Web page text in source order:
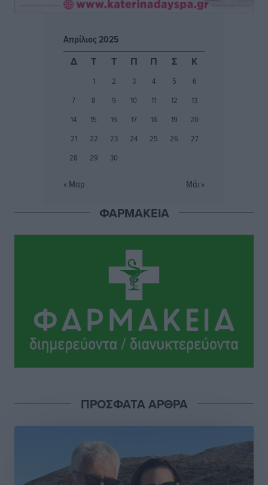
από Γερμανούς
πριν 4 ώρες
Το νέο Ειδικό Χωροταξικό για τον Τουρισμό
Γιάννης Βασιλάκης: «Η Πρωτοβάθμια Φροντίδα
τις δομές, δεν τις αποδυναμώνουμε»
πριν 5 ώρες
Μιχάλης Χουρδάκης: «Η χώρα χρειάζεται μια
αξιόπιστη εναλλακτική κυβερνητική πρόταση»
Συνεντεύξεις• πριν 5 ώρες
καρδιά της ζωής της Εκκλησίας»
Πρέσβης της Βραζιλίας: «Η Ελλάδα και η Βραζιλία
έχουν τεράστιες ευκαιρίες συνεργασίας – Η Ρόδος
Απρίλιος 2025
Δ
Τ Τ Π Π Σ Κ
1 2 3 4 5
6
7
8 9 10 11 12
13
14
15 16 17 18 19
20
21
22 23 24 25 26
27
28
29 30
« Μαρ Μάι »
ΦΑΡΜΑΚΕΙΑ
ΠΡΟΣΦΑΤΑ ΑΡΘΡΑ